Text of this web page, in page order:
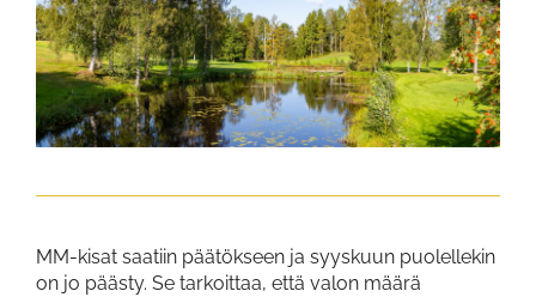
MM-kisat saatiin päätökseen ja syyskuun puolellekin
on jo päästy. Se tarkoittaa, että valon määrä